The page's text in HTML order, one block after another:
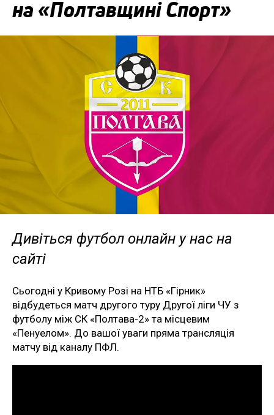
на «Полтавщині Спорт»
Дивіться футбол онлайн у нас на
сайті
Сьогодні у Кривому Розі на НТБ «Гірник»
відбудеться матч другого туру Другої ліги ЧУ з
футболу між СК «Полтава-2» та місцевим
«Пенуелом». До вашої уваги пряма трансляція
матчу від каналу ПФЛ.